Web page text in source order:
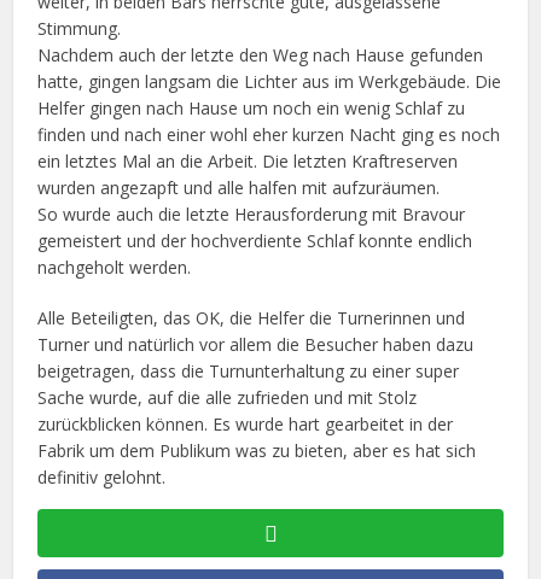
Stimmung.
Nachdem auch der letzte den Weg nach Hause gefunden
hatte, gingen langsam die Lichter aus im Werkgebäude. Die
Helfer gingen nach Hause um noch ein wenig Schlaf zu
finden und nach einer wohl eher kurzen Nacht ging es noch
ein letztes Mal an die Arbeit. Die letzten Kraftreserven
wurden angezapft und alle halfen mit aufzuräumen.
So wurde auch die letzte Herausforderung mit Bravour
gemeistert und der hochverdiente Schlaf konnte endlich
nachgeholt werden.
Alle Beteiligten, das OK, die Helfer die Turnerinnen und
Turner und natürlich vor allem die Besucher haben dazu
beigetragen, dass die Turnunterhaltung zu einer super
Sache wurde, auf die alle zufrieden und mit Stolz
zurückblicken können. Es wurde hart gearbeitet in der
Fabrik um dem Publikum was zu bieten, aber es hat sich
definitiv gelohnt.